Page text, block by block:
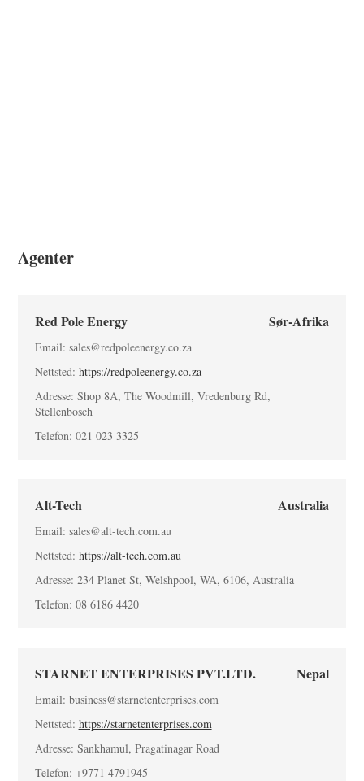
Agenter
Red Pole Energy Sør-Afrika
Email: sales@redpoleenergy.co.za
Nettsted: https://redpoleenergy.co.za
Adresse: Shop 8A, The Woodmill, Vredenburg Rd,
Stellenbosch
Telefon: 021 023 3325
Alt-Tech Australia
Email: sales@alt-tech.com.au
Nettsted: https://alt-tech.com.au
Adresse: 234 Planet St, Welshpool, WA, 6106, Australia
Telefon: 08 6186 4420
STARNET ENTERPRISES PVT.LTD. Nepal
Email: business@starnetenterprises.com
Nettsted: https://starnetenterprises.com
Adresse: Sankhamul, Pragatinagar Road
Telefon: +9771 4791945